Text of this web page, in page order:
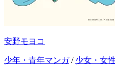
安野モヨコ
少年・青年マンガ/ 少女・女